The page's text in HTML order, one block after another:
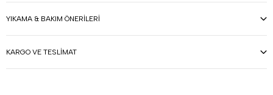
YIKAMA & BAKIM ÖNERILERI
KARGO VE TESLIMAT